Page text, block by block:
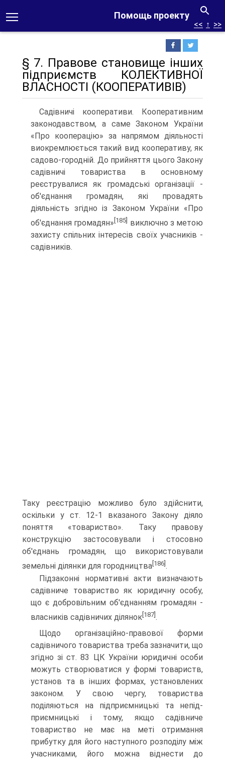
Помощь проекту
<< ↑ >>
§ 7. Правове становище інших
підприємств КОЛЕКТИВНОЇ
ВЛАСНОСТІ (КООПЕРАТИВІВ)
Садівничі кооперативи. Кооперативним
законодавст­вом, а саме Законом України
«Про кооперацію» за напрямом діяльності
виокремлюється такий вид кооперативу, як
садо­во-городній. До прийняття цього Закону
садівничі товарис­тва в основному
реєструвалися як громадські організації -
об'єднання громадян, які провадять
діяльність згідно із Зако­ном України «Про
об'єднання громадян» [185] виключно з метою
захисту спільних інтересів своїх учасників -
садівників.
Та­ку реєстрацію можливо було здійснити,
оскільки у ст. 12-1 вказаного Закону діяло
поняття «товариство». Таку правову
конструкцію застосовували і стосовно
об'єднань громадян, що використовували
земельні ділянки для городництва [186] .
Підзаконні нормативні акти визначають
садівниче то­вариство як юридичну особу,
що є добровільним об'єднан­ням громадян -
власників садівничих ділянок[187].
Щодо організаційно-правової форми
садівничого това­риства треба зазначити, що
згідно зі ст. 83 ЦК України юридичні особи
можуть створюватися у формі товариств,
установ та в інших формах, установлених
законом. У свою чергу, товариства
поділяються на підприємницькі та непід-
приємницькі і тому, якщо садівниче
товариство не має на меті отримання
прибутку для його наступного розподілу між
учасниками, його можна віднести до